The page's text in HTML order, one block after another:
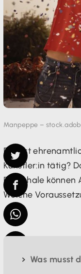
Manpeppe –
Du bist
Künstler:in tätig?
Pauschale
Welche
Was musst